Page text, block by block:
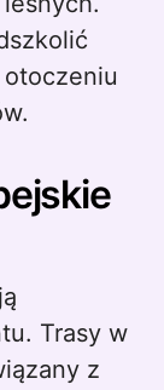
Trasy w
z